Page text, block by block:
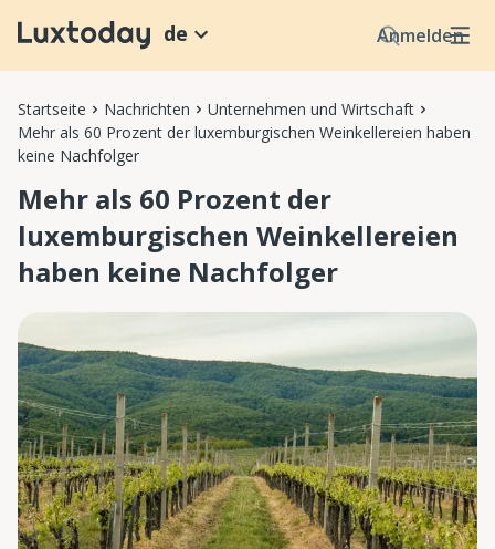
Anmelden
de
Startseite Nachrichten
Unternehmen und Wirtschaft
Mehr als 60 Prozent der luxemburgischen Weinkellereien haben
keine Nachfolger
Mehr als 60 Prozent der
luxemburgischen Weinkellereien
haben keine Nachfolger